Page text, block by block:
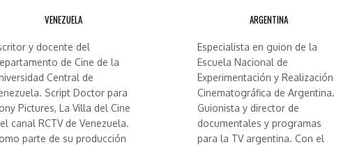
VENEZUELA
y docente del
de Cine de la
Central de
Script Doctor para
Pictures, La Villa del Cine
canal RCTV de Venezuela.
parte de su producción
ARGENTINA
Especialista en guion de la
Escuela Nacional de
Experimentación y Realización
Cinematográfica de Argentina.
Guionista y director de
documentales y programas
para la TV argentina. Con el